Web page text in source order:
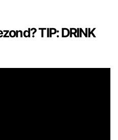
TIP: DRINK